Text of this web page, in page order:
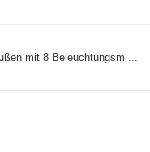
mit 8 Beleuchtungsm ...